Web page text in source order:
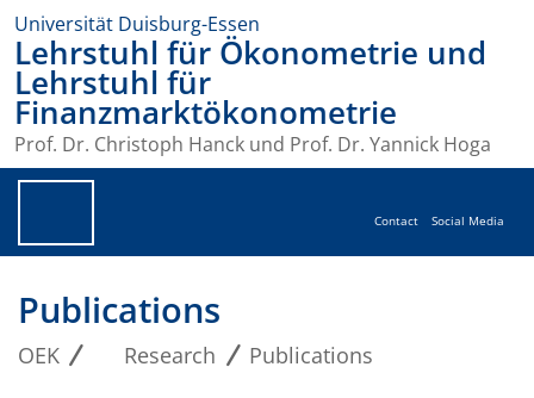
Universität Duisburg-Essen
Lehrstuhl für Ökonometrie und
Lehrstuhl für
Finanzmarktökonometrie
Prof. Dr. Christoph Hanck und Prof. Dr. Yannick Hoga
Contact Social Media
Publications
OEK Research Publications